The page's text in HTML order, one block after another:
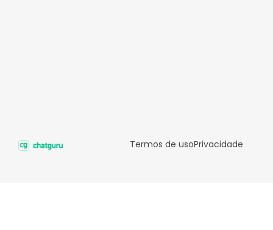
Termos de usoPrivacidade